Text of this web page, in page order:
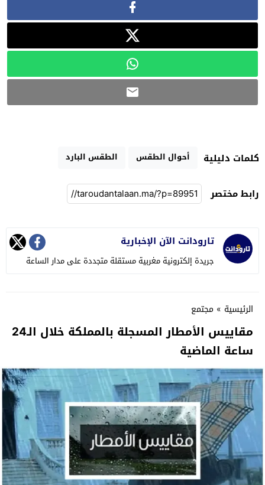
كلمات دليلية أحوال الطقس الطقس البارد
رابط مختصر
تارودانت الآن الإخبارية
جريدة إلكترونية مغربية مستقلة متجددة على مدار الساعة
الرئيسية » مجتمع
مقاييس الأمطار المسجلة بالمملكة خلال الـ24
ساعة الماضية